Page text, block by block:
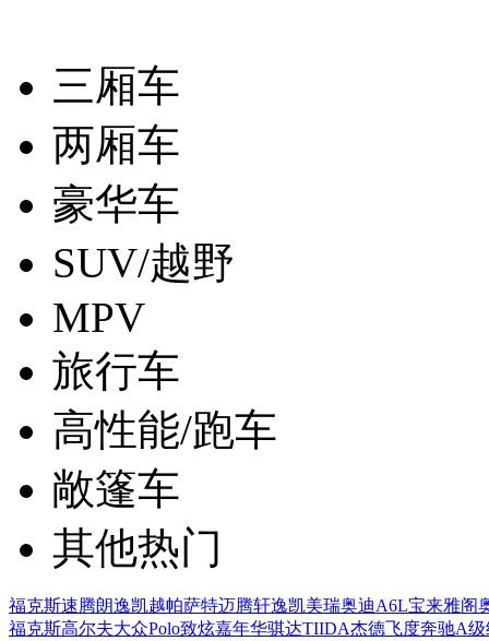
三厢车
两厢车
豪华车
SUV/越野
MPV
旅行车
高性能/跑车
敞篷车
其他热门
福克斯速腾朗逸凯越帕萨特迈腾轩逸凯美瑞奥迪A6L宝来雅阁
福克斯高尔夫大众Polo致炫嘉年华骐达TIIDA杰德飞度奔驰A级